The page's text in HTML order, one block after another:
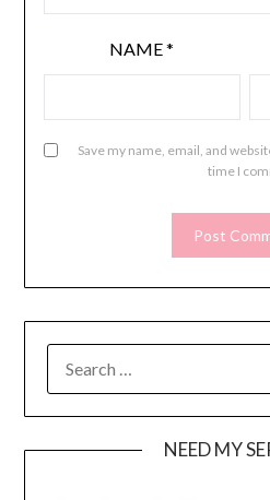
NAME*
Save my name, email, and
time I
FOR:
NEED MY